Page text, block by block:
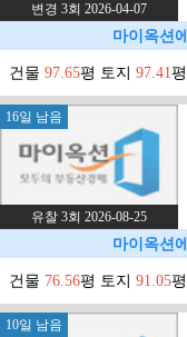
변경 3회 2026-04-07
마이옥션
건물 97.65평 토지 97.41평
16일 남음
유찰 3회 2026-08-25
마이옥션
건물 76.56평 토지 91.05평
10일 남음